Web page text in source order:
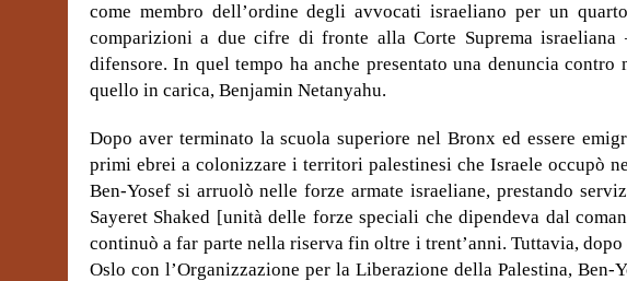
come membro dell’ordine degli avvocati israeliano per un
comparizioni a due cifre di fronte alla Corte Suprema israeliana
difensore. In quel tempo ha anche presentato una denuncia
quello in carica, Benjamin Netanyahu.
Dopo aver terminato la scuola superiore nel Bronx ed essere
primi ebrei a colonizzare i territori palestinesi che Israele occupò
Ben-Yosef si arruolò nelle forze armate israeliane, prestando
Sayeret Shaked [unità delle forze speciali che dipendeva dal
continuò a far parte nella riserva fin oltre i trent’anni. Tuttavia,
Oslo con l’Organizzazione per la Liberazione della Palestina,